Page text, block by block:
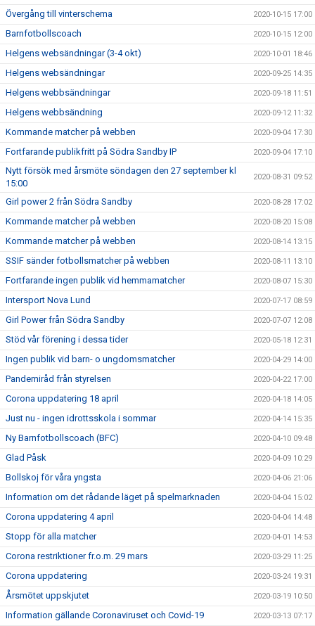
Övergång till vinterschema 2020-10-15 17:00
Barnfotbollscoach 2020-10-15 12:00
Helgens websändningar (3-4 okt) 2020-10-01 18:46
Helgens websändningar 2020-09-25 14:35
Helgens webbsändningar 2020-09-18 11:51
Helgens webbsändning 2020-09-12 11:32
Kommande matcher på webben 2020-09-04 17:30
Fortfarande publikfritt på Södra Sandby IP 2020-09-04 17:10
Nytt försök med årsmöte söndagen den 27 september kl
15:00
2020-08-31 09:52
Girl power 2 från Södra Sandby 2020-08-28 17:02
Kommande matcher på webben 2020-08-20 15:08
Kommande matcher på webben 2020-08-14 13:15
SSIF sänder fotbollsmatcher på webben 2020-08-11 13:10
Fortfarande ingen publik vid hemmamatcher 2020-08-07 15:30
Intersport Nova Lund 2020-07-17 08:59
Girl Power från Södra Sandby 2020-07-07 12:08
Stöd vår förening i dessa tider 2020-05-18 12:31
Ingen publik vid barn- o ungdomsmatcher 2020-04-29 14:00
Pandemiråd från styrelsen 2020-04-22 17:00
Corona uppdatering 18 april 2020-04-18 14:05
Just nu - ingen idrottsskola i sommar 2020-04-14 15:35
Ny Barnfotbollscoach (BFC) 2020-04-10 09:48
Glad Påsk 2020-04-09 10:29
Bollskoj för våra yngsta 2020-04-06 21:06
Information om det rådande läget på spelmarknaden 2020-04-04 15:02
Corona uppdatering 4 april 2020-04-04 14:48
Stopp för alla matcher 2020-04-01 14:53
Corona restriktioner fr.o.m. 29 mars 2020-03-29 11:25
Corona uppdatering 2020-03-24 19:31
Årsmötet uppskjutet 2020-03-19 10:50
Information gällande Coronaviruset och Covid-19 2020-03-13 07:17